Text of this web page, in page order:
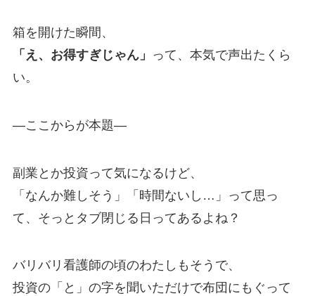
箱を開けた瞬間、
「え、お得すぎじゃん」 って、本気で声出たくら
い。
—ここからが本題—
副業とか投資って気になるけど、
「なんか難しそう」「時間ないし…」って思っ
て、そっとタブ閉じる日ってあるよね？
バリバリ看護師の頃のわたしもそうで、
投資の「と」の字を聞いただけで布団にもぐって